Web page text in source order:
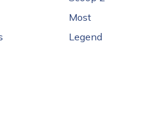
Most
Legend